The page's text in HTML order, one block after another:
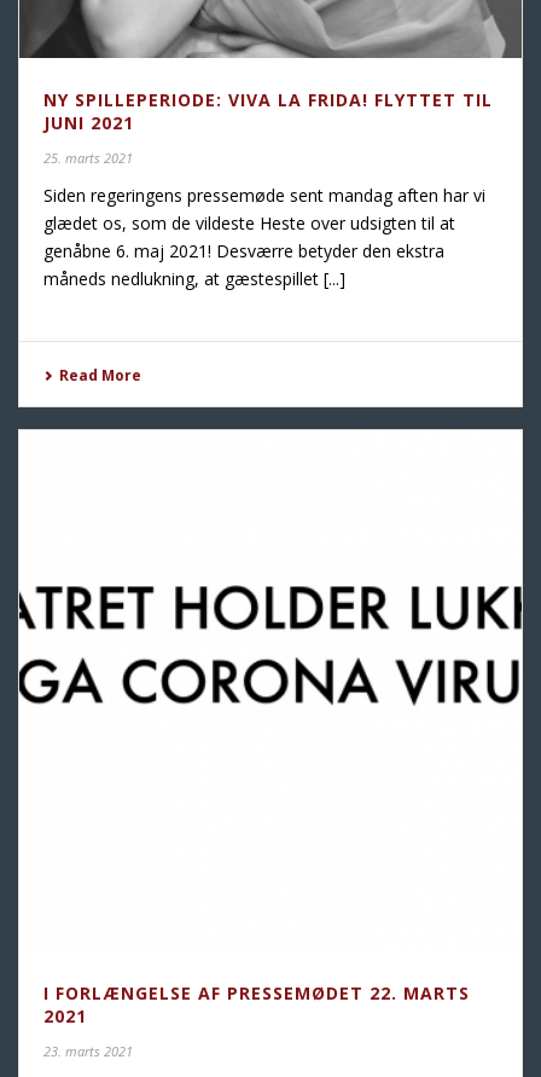
NY SPILLEPERIODE: VIVA LA FRIDA! FLYTTET TIL
JUNI 2021
25. marts 2021
Siden regeringens pressemøde sent mandag aften har vi
glædet os, som de vildeste Heste over udsigten til at
genåbne 6. maj 2021! Desværre betyder den ekstra
måneds nedlukning, at gæstespillet [...]
Read More
I FORLÆNGELSE AF PRESSEMØDET 22. MARTS
2021
23. marts 2021